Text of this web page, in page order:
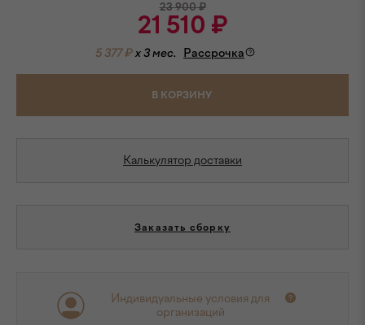
23 900₽
21 510 ₽
5 377 ₽x 3 мес. Рассрочка
В КОРЗИНУ
Калькулятор доставки
Заказать сборку
Индивидуальные условия для
организаций